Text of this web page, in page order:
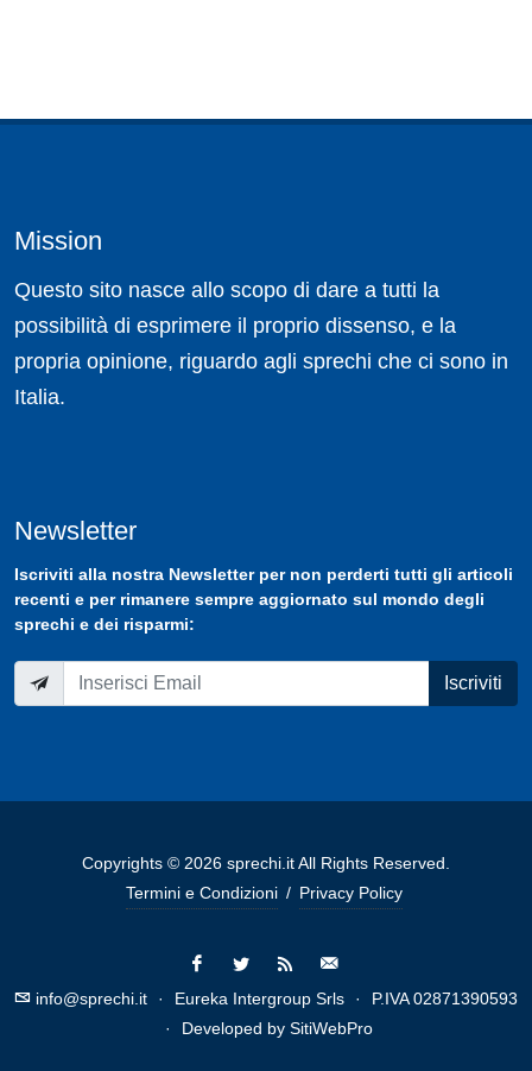
Mission
Questo sito nasce allo scopo di dare a tutti la
possibilità di esprimere il proprio dissenso, e la
propria opinione, riguardo agli sprechi che ci sono in
Italia.
Newsletter
Iscriviti alla nostra Newsletterper non perderti tutti gli articoli
recenti e per rimanere sempre aggiornato sul mondo degli
sprechi e dei risparmi:
Iscriviti
Copyrights © 2026 sprechi.it All Rights Reserved.
Termini e Condizioni / Privacy Policy
info@sprechi.it · Eureka Intergroup Srls ·
P.IVA 02871390593
·
Developed by SitiWebPro